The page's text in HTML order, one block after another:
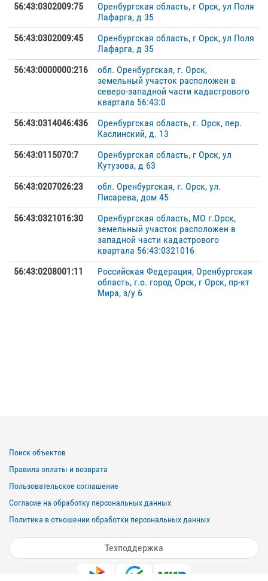
56:43:0302009:75
Оренбургская область, г Орск, ул Поля
Лафарга, д 35
56:43:0302009:45
Оренбургская область, г Орск, ул Поля
Лафарга, д 35
56:43:0000000:216
обл. Оренбургская, г. Орск,
земельный участок расположен в
северо-западной части кадастрового
квартала 56:43:0
56:43:0314046:436
Оренбургская область, г. Орск, пер.
Каслинский, д. 13
56:43:0115070:7
Оренбургская область, г Орск, ул
Кутузова, д 63
56:43:0207026:23
обл. Оренбургская, г. Орск, ул.
Писарева, дом 45
56:43:0321016:30
Оренбургская область, МО г.Орск,
земельный участок расположен в
западной части кадастрового
квартала 56:43:0321016
56:43:0208001:11
Российская Федерация, Оренбургская
область, г.о. город Орск, г Орск, пр-кт
Мира, з/у 6
Поиск объектов
Правила оплаты и возврата
Пользовательское соглашение
Согласие на обработку персональных данных
Политика в отношении обработки персональных данных
Техподдержка